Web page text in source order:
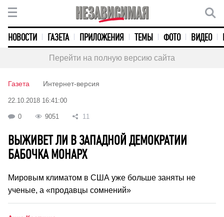
НОВОСТИ ГАЗЕТА ПРИЛОЖЕНИЯ ТЕМЫ ФОТО ВИДЕО
Перейти на полную версию сайта
Газета Интернет-версия
22.10.2018 16:41:00
0 9051 11
ВЫЖИВЕТ ЛИ В ЗАПАДНОЙ ДЕМОКРАТИИ
БАБОЧКА МОНАРХ
Мировым климатом в США уже больше заняты не
ученые, а «продавцы сомнений»